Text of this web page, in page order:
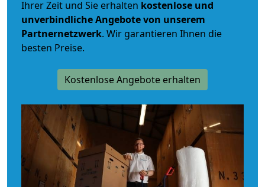
Ihrer Zeit und Sie erhalten kostenlose und
unverbindlicheAngebote von unserem
Partnernetzwerk. Wir garantieren Ihnen die
besten Preise.
Kostenlose Angebote erhalten